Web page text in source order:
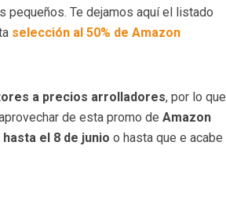
pequeños. Te dejamos aquí el listado
selección al 50% de Amazon
a precios arrolladores, por lo que
de esta promo de Amazon
hasta el 8 de junio o hasta que e acabe